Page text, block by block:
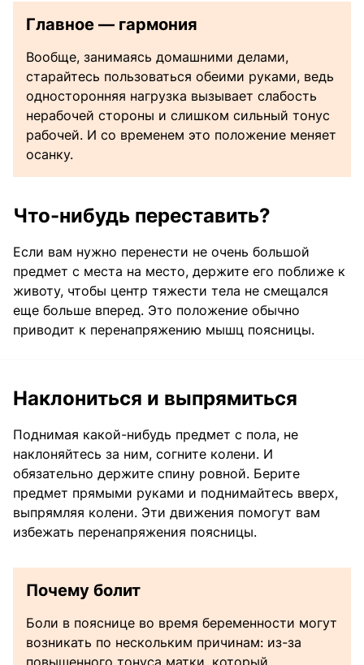
Главное — гармония
Вообще, занимаясь домашними делами,
старайтесь пользоваться обеими руками, ведь
односторонняя нагрузка вызывает слабость
нерабочей стороны и слишком сильный тонус
рабочей. И со временем это положение меняет
осанку.
Что-нибудь переставить?
Если вам нужно перенести не очень большой
предмет с места на место, держите его поближе к
животу, чтобы центр тяжести тела не смещался
еще больше вперед. Это положение обычно
приводит к перенапряжению мышц поясницы.
Наклониться и выпрямиться
Поднимая какой-нибудь предмет с пола, не
наклоняйтесь за ним, согните колени. И
обязательно держите спину ровной. Берите
предмет прямыми руками и поднимайтесь вверх,
выпрямляя колени. Эти движения помогут вам
избежать перенапряжения поясницы.
Почему болит
Боли в пояснице во время беременности могут
возникать по нескольким причинам: из-за
повышенного тонуса матки, который